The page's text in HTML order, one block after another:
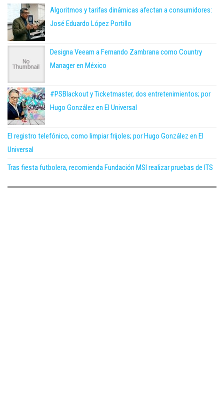
Algoritmos y tarifas dinámicas afectan a consumidores:
José Eduardo López Portillo
Designa Veeam a Fernando Zambrana como Country
Manager en México
#PSBlackout y Ticketmaster, dos entretenimientos; por
Hugo González en El Universal
El registro telefónico, como limpiar frijoles; por Hugo González en El
Universal
Tras fiesta futbolera, recomienda Fundación MSI realizar pruebas de ITS